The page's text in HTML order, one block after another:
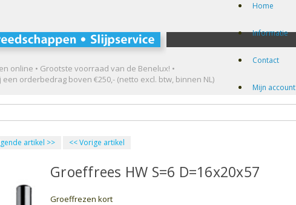
online • Grootste voorraad van de Benelux! •
orderbedrag boven €250,- (netto excl. btw, binnen NL)
Home
Informatie
Contact
Mijn account
artikel >> <<Vorige artikel
Groeffrees HW S=6 D=16x20x57
Groeffrezen kort